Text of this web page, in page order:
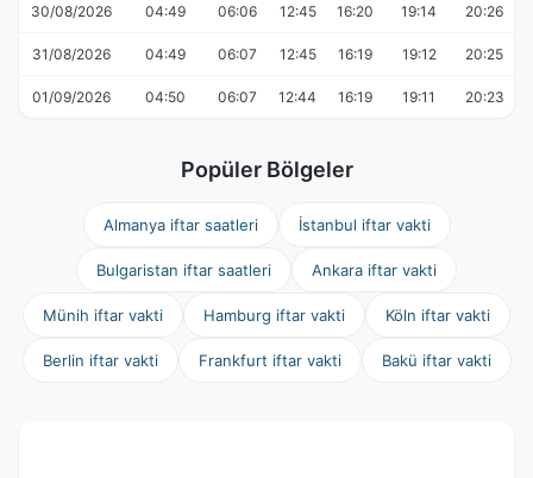
30/08/2026 04:49 06:06 12:45 16:20 19:14 20:26
31/08/2026 04:49 06:07 12:45 16:19 19:12 20:25
01/09/2026 04:50 06:07 12:44 16:19 19:11 20:23
Popüler Bölgeler
Almanya iftar saatleri İstanbul iftar vakti
Bulgaristan iftar saatleri Ankara iftar vakti
Münih iftar vakti Hamburg iftar vakti Köln iftar vakti
Berlin iftar vakti Frankfurt iftar vakti Bakü iftar vakti